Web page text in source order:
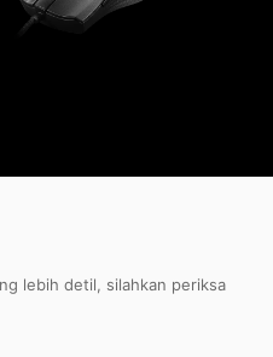
lebih detil, silahkan periksa